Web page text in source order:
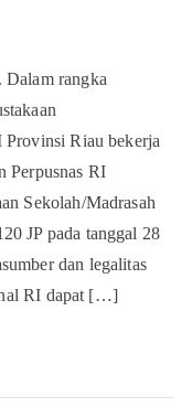
rangka
Provinsi Riau bekerja
Perpusnas RI
Sekolah/Madrasah
JP pada tanggal 28
dan legalitas
RI dapat […]